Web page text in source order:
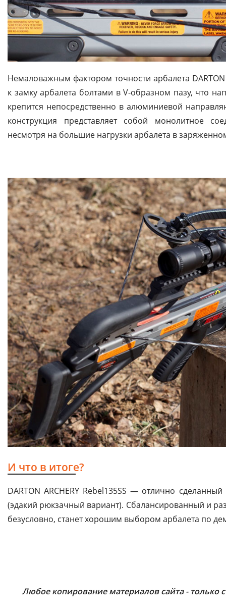
Немаловажным фактором точности арбалета
к замку арбалета болтами в V-образном пазу, что
крепится непосредственно в алюминиевой
конструкция представляет собой монолитное
несмотря на большие нагрузки арбалета в
И что в итоге?
DARTON ARCHERY Rebel135SS — отлично
(эдакий рюкзачный вариант). Сбалансированный и
безусловно, станет хорошим выбором арбалета по
Любое копирование материалов сайта - только